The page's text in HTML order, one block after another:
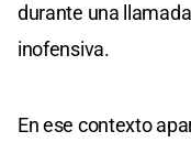
durante una
inofensiva.
En ese contexto